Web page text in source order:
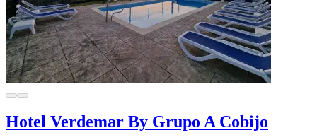
Hotel Verdemar By Grupo A Cobijo